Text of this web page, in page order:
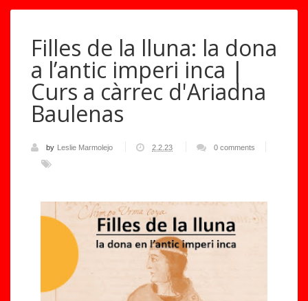
Filles de la lluna: la dona
a l’antic imperi inca |
Curs a càrrec d'Ariadna
Baulenas
by Leslie Marmolejo 2.2.23 0 comments